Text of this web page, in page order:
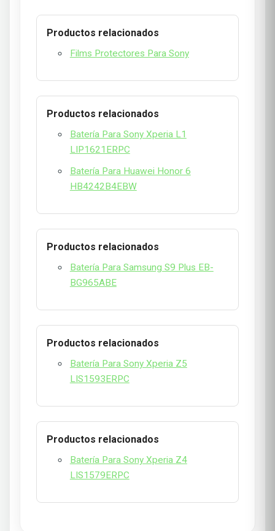
Productos relacionados
Films Protectores Para Sony
Productos relacionados
Batería Para Sony Xperia L1
LIP1621ERPC
Batería Para Huawei Honor 6
HB4242B4EBW
Productos relacionados
Batería Para Samsung S9 Plus EB-
BG965ABE
Productos relacionados
Batería Para Sony Xperia Z5
LIS1593ERPC
Productos relacionados
Batería Para Sony Xperia Z4
LIS1579ERPC